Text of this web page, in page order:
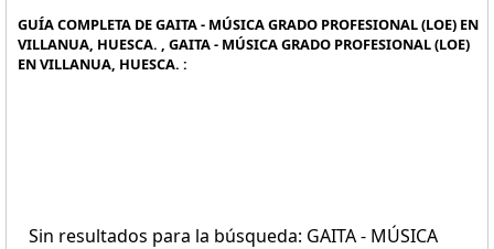
GUÍA COMPLETA DE GAITA - MÚSICA GRADO PROFESIONAL (LOE) EN
VILLANUA, HUESCA. , GAITA - MÚSICA GRADO PROFESIONAL (LOE)
EN VILLANUA, HUESCA. :
Sin resultados para la búsqueda: GAITA - MÚSICA